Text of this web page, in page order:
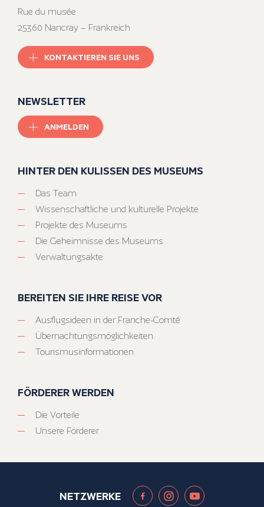
Rue du musée
25360 Nancray – Frankreich
KONTAKTIEREN SIE UNS
NEWSLETTER
ANMELDEN
HINTER DEN KULISSEN DES MUSEUMS
Das Team
Wissenschaftliche und kulturelle Projekte
Projekte des Museums
Die Geheimnisse des Museums
Verwaltungsakte
BEREITEN SIE IHRE REISE VOR
Ausflugsideen in der Franche-Comté
Übernachtungsmöglichkeiten
Tourismusinformationen
FÖRDERER WERDEN
Die Vorteile
Unsere Förderer
NETZWERKE